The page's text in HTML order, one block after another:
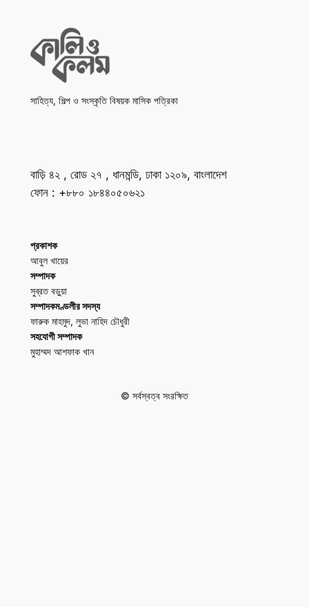
সাহিত্য, শিল্প ও সংস্কৃতি বিষয়ক মাসিক পত্রিকা
বাড়ি ৪২ , রোড ২৭ , ধানমন্ডি, ঢাকা ১২০৯, বাংলাদেশ
ফোন : +৮৮০ ১৮৪৪০৫০৬২১
প্রকাশক
আবুল খায়ের
সম্পাদক
সুব্রত বড়ুয়া
সম্পাদকমণ্ডলীর সদস্য
ফারুক মাহমুদ, লুভা নাহিদ চৌধুরী
সহযোগী সম্পাদক
মুহাম্মদ আশফাক খান
© সর্বস্বত্ব সংরক্ষিত